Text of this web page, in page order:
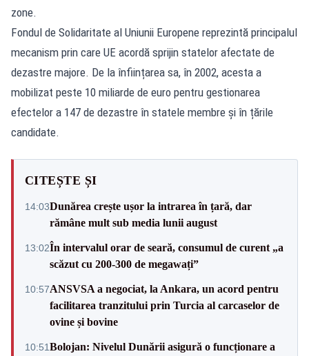
zone.
Fondul de Solidaritate al Uniunii Europene reprezintă principalul
mecanism prin care UE acordă sprijin statelor afectate de
dezastre majore. De la înființarea sa, în 2002, acesta a
mobilizat peste 10 miliarde de euro pentru gestionarea
efectelor a 147 de dezastre în statele membre și în țările
candidate.
CITEȘTE ȘI
14:03Dunărea crește ușor la intrarea în țară, dar
rămâne mult sub media lunii august
13:02În intervalul orar de seară, consumul de curent „a
scăzut cu 200-300 de megawați”
10:57ANSVSA a negociat, la Ankara, un acord pentru
facilitarea tranzitului prin Turcia al carcaselor de
ovine și bovine
10:51Bolojan: Nivelul Dunării asigură o funcționare a